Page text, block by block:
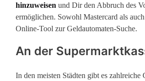
hinzuweisen und Dir den Abbruch des
ermöglichen. Sowohl Mastercard als
Online-Tool zur Geldautomaten-Suche.
An der
In den meisten Städten gibt es zahlreiche